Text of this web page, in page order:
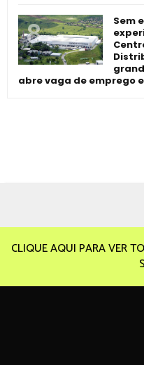
Sem
abre vaga de emprego
CLIQUE AQUI PARA VER